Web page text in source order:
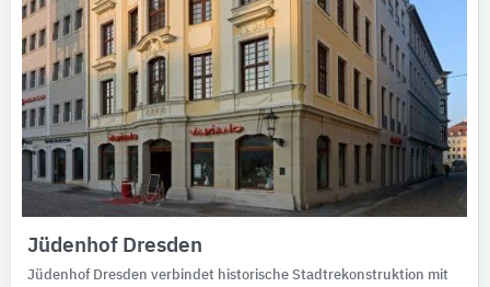
Jüdenhof Dresden
Jüdenhof Dresden verbindet historische Stadtrekonstruktion mit